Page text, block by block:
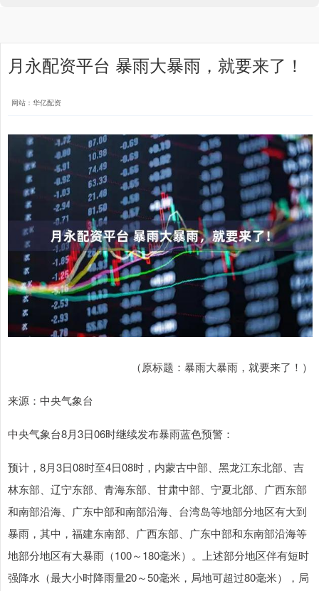
月永配资平台 暴雨大暴雨，就要来了！
网站：华亿配资
（原标题：暴雨大暴雨，就要来了！）
来源：中央气象台
中央气象台8月3日06时继续发布暴雨蓝色预警：
预计，8月3日08时至4日08时，内蒙古中部、黑龙江东北部、吉
林东部、辽宁东部、青海东部、甘肃中部、宁夏北部、广西东部
和南部沿海、广东中部和南部沿海、台湾岛等地部分地区有大到
暴雨，其中，福建东南部、广西东部、广东中部和东南部沿海等
地部分地区有大暴雨（100～180毫米）。上述部分地区伴有短时
强降水（最大小时降雨量20～50毫米，局地可超过80毫米），局